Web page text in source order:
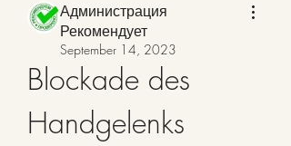
Администрация
Рекомендует
September 14, 2023
Blockade des
Handgelenks